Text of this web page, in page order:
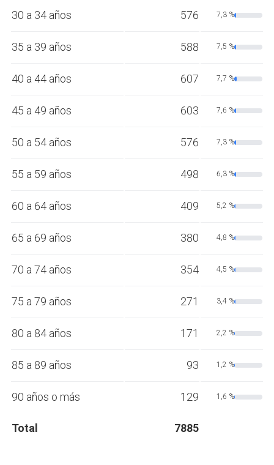
30 a 34 años 576 7,3 %
35 a 39 años 588 7,5 %
40 a 44 años 607 7,7 %
45 a 49 años 603 7,6 %
50 a 54 años 576 7,3 %
55 a 59 años 498 6,3 %
60 a 64 años 409 5,2 %
65 a 69 años 380 4,8 %
70 a 74 años 354 4,5 %
75 a 79 años 271 3,4 %
80 a 84 años 171 2,2 %
85 a 89 años 93 1,2 %
90 años o más 129 1,6 %
Total 7885